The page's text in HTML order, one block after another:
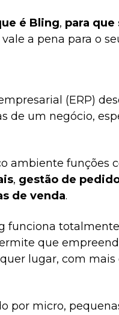
é Bling, para que
a pena para o
(ERP)
de um negócio,
ambiente funções
, gestão de
de venda.
funciona
que
lugar, com
por micro,